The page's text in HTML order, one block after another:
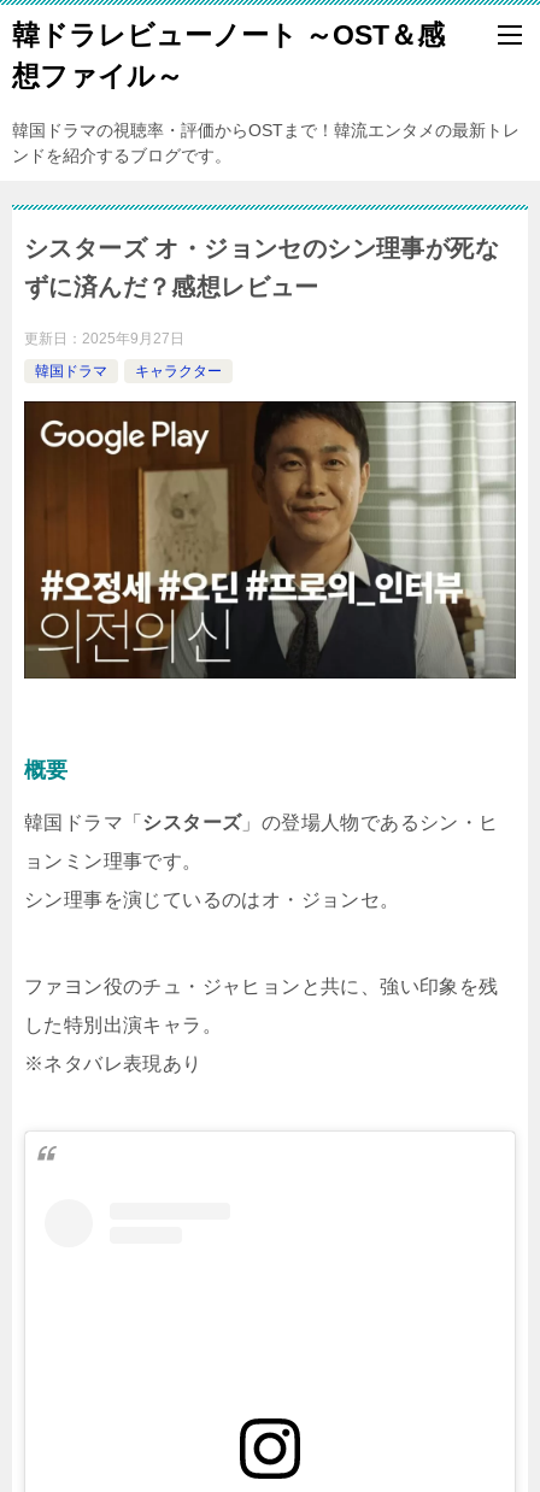
韓ドラレビューノート ～OST＆感
想ファイル～
韓国ドラマの視聴率・評価からOSTまで！韓流エンタメの最新トレ
ンドを紹介するブログです。
シスターズ オ・ジョンセのシン理事が死な
ずに済んだ？感想レビュー
更新日： 2025年9月27日
韓国ドラマ
キャラクター
概要
韓国ドラマ「 シスターズ」の登場人物であるシン・ヒ
ョンミン理事です。
シン理事を演じているのはオ・ジョンセ。
ファヨン役のチュ・ジャヒョンと共に、強い印象を残
した特別出演キャラ。
※ネタバレ表現あり